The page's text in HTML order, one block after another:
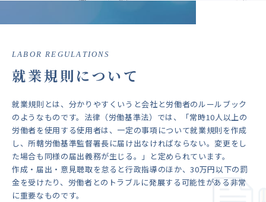
LABOR REGULATIONS
就業規則について
就業規則とは、分かりやすくいうと会社と労働者のルールブック
のようなものです。法律（労働基準法）では、「常時10人以上の
労働者を使用する使用者は、一定の事項について就業規則を作成
し、所轄労働基準監督署長に届け出なければならない。変更をし
た場合も同様の届出義務が生じる。」と定められています。
作成・届出・意見聴取を怠ると行政指導のほか、30万円以下の罰
金を受けたり、労働者とのトラブルに発展する可能性がある非常
に重要なものです。